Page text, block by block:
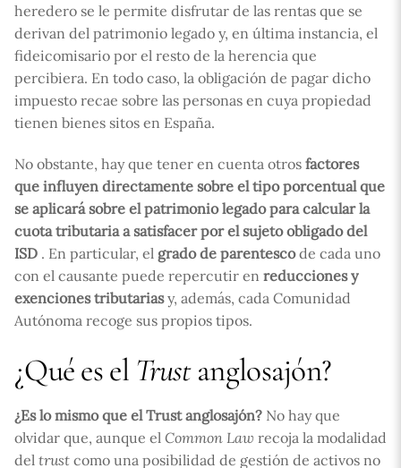
heredero se le permite disfrutar de las rentas que se
derivan del patrimonio legado y, en última instancia, el
fideicomisario por el resto de la herencia que
percibiera. En todo caso, la obligación de pagar dicho
impuesto recae sobre las personas en cuya propiedad
tienen bienes sitos en España.
No obstante, hay que tener en cuenta otros factores
que influyen directamente sobre el tipo porcentual que
se aplicará sobre el patrimonio legado para calcular la
cuota tributaria a satisfacer por el sujeto obligado del
ISD . En particular, el grado de parentescode cada uno
con el causante puede repercutir en reducciones y
exenciones tributariasy, además, cada Comunidad
Autónoma recoge sus propios tipos.
¿Qué es el Trustanglosajón?
¿Es lo mismo que el Trust anglosajón? No hay que
olvidar que, aunque el Common Law recoja la modalidad
del trust como una posibilidad de gestión de activos no